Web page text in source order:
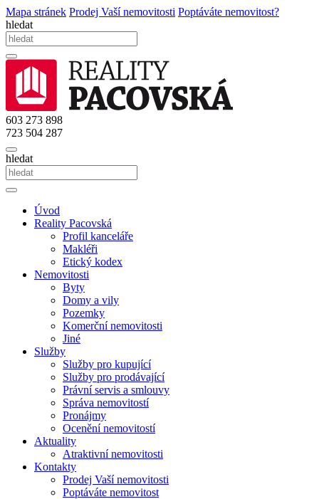
Mapa stránek Prodej Vaší nemovitosti Poptáváte nemovitost?
hledat
603 273 898
723 504 287
hledat
Úvod
Reality Pacovská
Profil kanceláře
Makléři
Etický kodex
Nemovitosti
Byty
Domy a vily
Pozemky
Komerční nemovitosti
Jiné
Služby
Služby pro kupující
Služby pro prodávající
Právní servis a smlouvy
Správa nemovitostí
Pronájmy
Ocenění nemovitostí
Aktuality
Atraktivní nemovitosti
Kontakty
Prodej Vaší nemovitosti
Poptáváte nemovitost